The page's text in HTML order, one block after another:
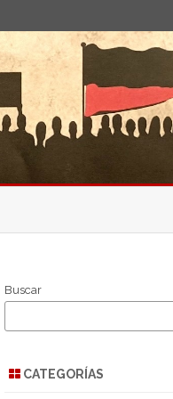
Buscar
CATEGORÍAS